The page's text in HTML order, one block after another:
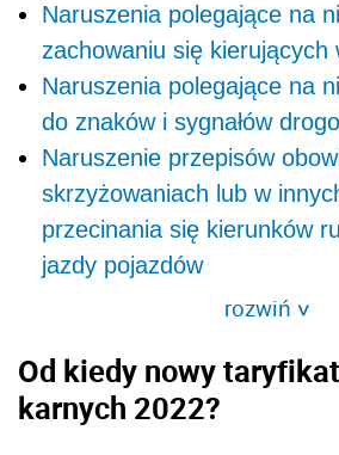
Naruszenia polegające na
zachowaniu się kierujących
Naruszenia polegające na
do znaków i sygnałów
Naruszenie przepisów
skrzyżowaniach lub w
przecinania się kierunków
jazdy pojazdów
rozwiń>
Od kiedy nowy
karnych 2022?